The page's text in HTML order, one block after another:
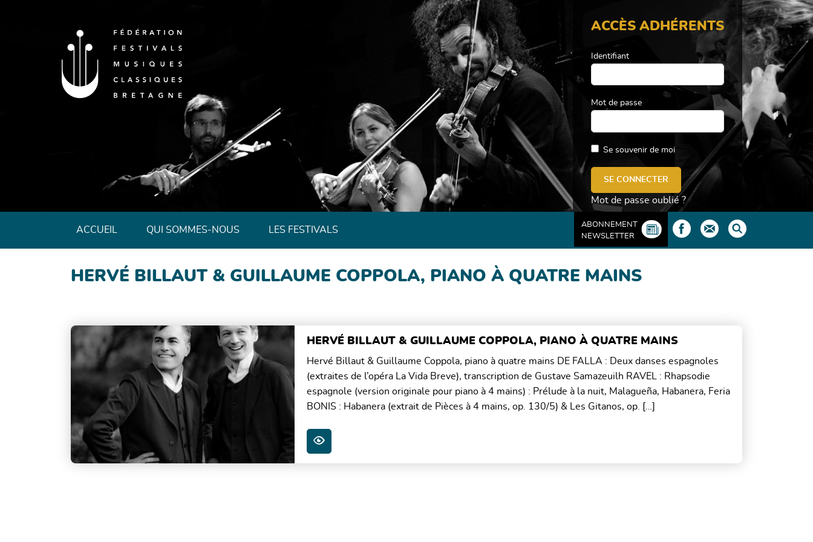
Fédération des Festivals de Musique Classique de Bretagne
ACCUEIL QUI SOMMES-NOUS LES FESTIVALS
ABONNEMENT
NEWSLETTER
ACCÈS ADHÉRENTS
Identifiant
Mot de passe
Se souvenir de moi
Mot de passe oublié ?
HERVÉ BILLAUT & GUILLAUME COPPOLA, PIANO À QUATRE MAINS
HERVÉ BILLAUT & GUILLAUME COPPOLA, PIANO À QUATRE MAINS
Hervé Billaut & Guillaume Coppola, piano à quatre mains DE FALLA : Deux danses espagnoles
(extraites de l’opéra La Vida Breve), transcription de Gustave Samazeuilh RAVEL : Rhapsodie
espagnole (version originale pour piano à 4 mains) : Prélude à la nuit, Malagueña, Habanera, Feria
BONIS : Habanera (extrait de Pièces à 4 mains, op. 130/5) & Les Gitanos, op. […]